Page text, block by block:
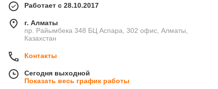
Работает с 28.10.2017
г. Алматы
пр. Райымбека 348 БЦ Аспара, 302 офис, Алматы,
Казахстан
Контакты
Сегодня выходной
Показать весь график работы